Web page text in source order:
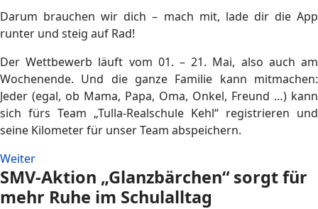
Darum brauchen wir dich – mach mit, lade dir die App
runter und steig auf Rad!
Der Wettbewerb läuft vom 01. – 21. Mai, also auch am
Wochenende. Und die ganze Familie kann mitmachen:
Jeder (egal, ob Mama, Papa, Oma, Onkel, Freund …) kann
sich fürs Team „Tulla-Realschule Kehl“ registrieren und
seine Kilometer für unser Team abspeichern.
Weiter
SMV-Aktion „Glanzbärchen“ sorgt für
mehr Ruhe im Schulalltag